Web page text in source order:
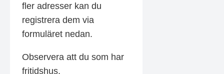
fler adresser kan du
registrera dem via
formuläret nedan.
Observera att du som har
fritidshus,